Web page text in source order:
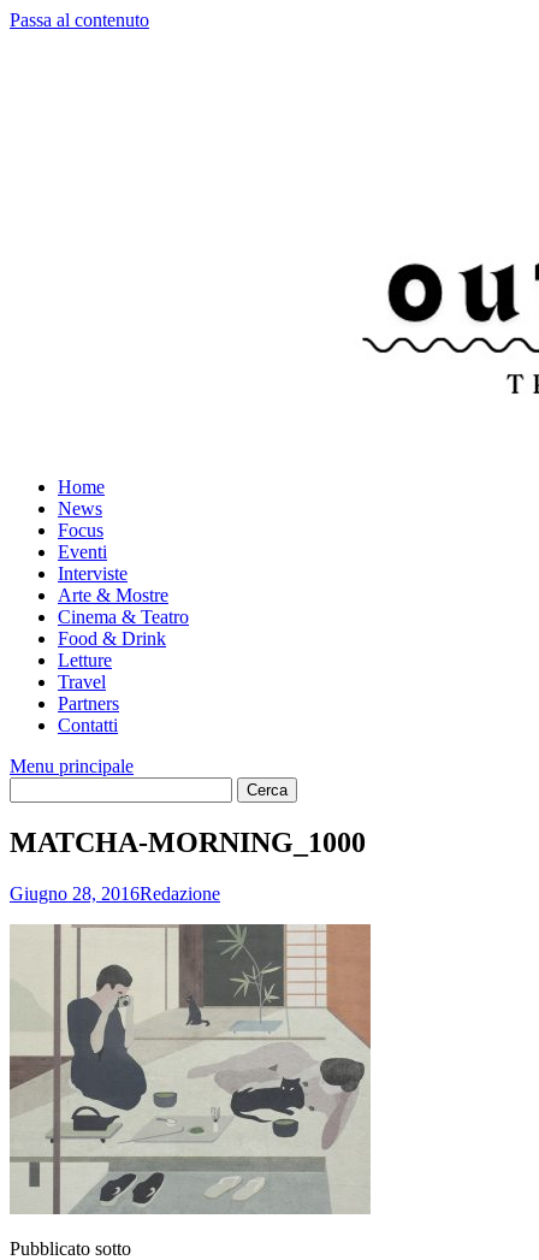
Passa al contenuto
Home
News
Focus
Eventi
Interviste
Arte & Mostre
Cinema & Teatro
Food & Drink
Letture
Travel
Partners
Contatti
Menu principale
MATCHA-MORNING_1000
Giugno 28, 2016Redazione
Pubblicato sotto